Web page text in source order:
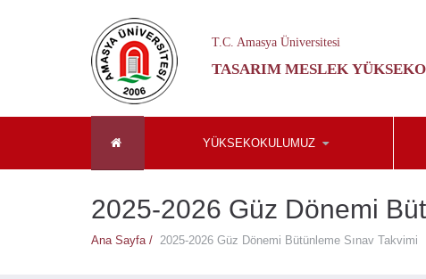
T.C. Amasya Üniversitesi
TASARIM MESLEK
YÜKSEKOKULUMUZ
2025-2026 Güz Dönemi
Ana Sayfa / 2025-2026 Güz Dönemi Bütünleme Sınav Takvimi